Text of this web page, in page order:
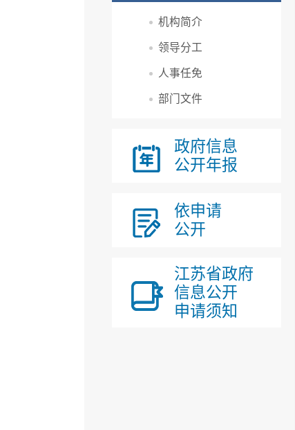
机构简介
领导分工
人事任免
部门文件
政府信息
公开年报
依申请
公开
江苏省政府
信息公开
申请须知